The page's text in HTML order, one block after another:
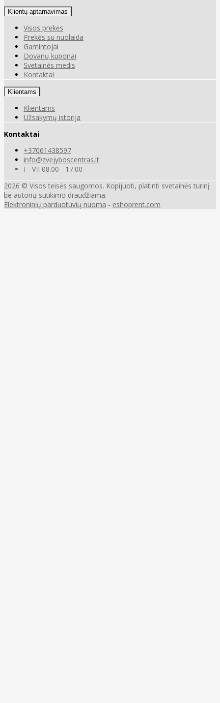
Klientų aptarnavimas
Visos prekės
Prekės su nuolaida
Gamintojai
Dovanų kuponai
Svetainės medis
Kontaktai
Klientams
Klientams
Užsakymų istorija
Kontaktai
+37061438597
info@zvejyboscentras.lt
I - VII 08.00 - 17.00
2026 © Visos teisės saugomos. Kopijuoti, platinti svetainės turinį
be autorių sutikimo draudžiama.
Elektroninių parduotuvių nuoma - eshoprent.com